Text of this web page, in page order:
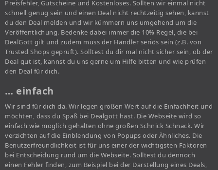
Preisfehler, Gutscheine und Kostenloses. Sollten wir einmal nicht
schnell genug sein und einen Deal nicht rechtzeitig sehen, kannst
du den Deal melden und wir kümmern uns umgehend um die
Veröffentlichung. Bedenke dabei immer die 10% Regel, die bei
DealGott gilt und zudem muss der Händler seriös sein (z.B. von
Trusted Shops geprüft). Solltest du dir mal nicht sicher sein, ob der
Deal gut ist, kannst du uns gerne um Hilfe bitten und wie prüfen
den Deal für dich.
… einfach
Wir sind für dich da. Wir legen großen Wert auf die Einfachheit und
möchten, dass du Spaß bei Dealgott hast. Die Webseite wird so
einfach wie möglich gehalten ohne großen Schnick Schnack. Wir
verzichten auf die Einblendung von Popups oder Ähnliches. Die
Benutzerfreundlichkeit ist für uns einer der wichtigsten Faktoren
bei Entscheidung rund um die Webseite. Solltest du dennoch
einen Fehler finden, zum Beispiel bei der Darstellung eines Deals,